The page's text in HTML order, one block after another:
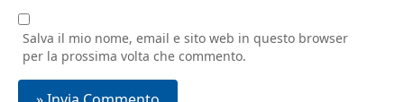
Salva il mio nome, email e sito web in questo browser
per la prossima volta che commento.